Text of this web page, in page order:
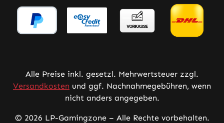
Alle Preise inkl. gesetzl. Mehrwertsteuer zzgl.
Versandkosten und ggf. Nachnahmegebühren, wenn
nicht anders angegeben.
© 2026 LP-Gamingzone – Alle Rechte vorbehalten.